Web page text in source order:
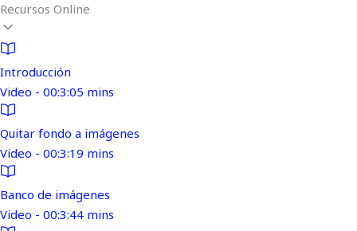
Recursos Online
Introducción
Video - 00:3:05 mins
Quitar fondo a imágenes
Video - 00:3:19 mins
Banco de imágenes
Video - 00:3:44 mins